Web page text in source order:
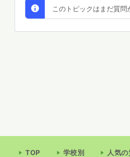
このトピックはまだ質問
TOP 学校別
人気の